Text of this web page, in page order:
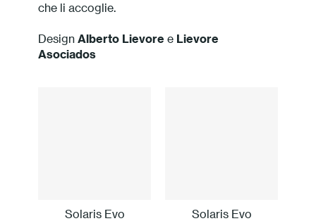
che li accoglie.
Design Alberto Lievore e Lievore
Asociados
Solaris Evo Solaris Evo